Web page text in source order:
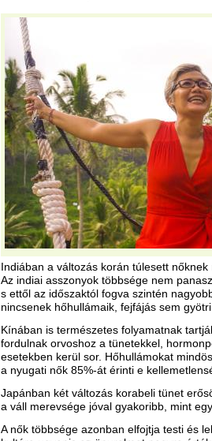
Indiában a változás korán túlesett
Az indiai asszonyok többsége nem
s ettől az időszaktól fogva szintén
nincsenek hőhullámaik, fejfájás sem
Kínában is természetes folyamatnak
fordulnak orvoshoz a tünetekkel,
esetekben kerül sor. Hőhullámokat
a nyugati nők 85%-át érinti e
Japánban két változás korabeli tünet
a váll merevsége jóval gyakoribb, mint
A nők többsége azonban elfojtja testi és